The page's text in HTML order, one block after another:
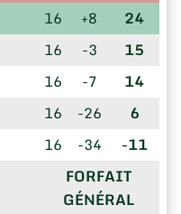
16 +8 24
16 -3 15
16 -7 14
16 -26 6
16 -34 -11
FORFAIT
GÉNÉRAL